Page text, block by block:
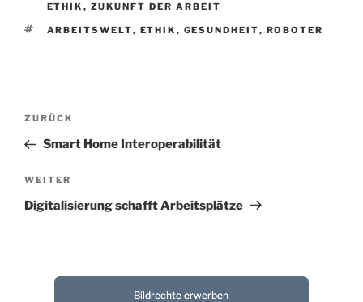
ETHIK , ZUKUNFT DER ARBEIT
SCHLAGWÖRTER
ARBEITSWELT, ETHIK , GESUNDHEIT, ROBOTER
Beitragsnavigation
Vorheriger
Beitrag
ZURÜCK
Smart Home Interoperabilität
Nächster
Beitrag
WEITER
Digitalisierung schafft Arbeitsplätze
Bildrechte erwerben